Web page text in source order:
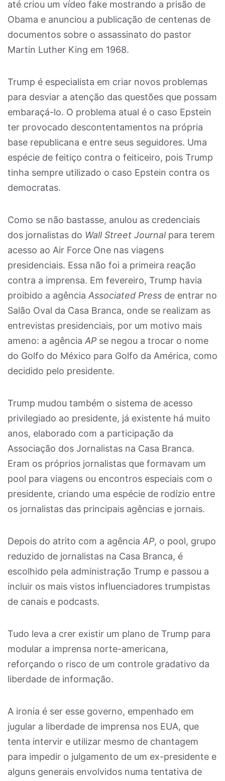
até criou um vídeo fake mostrando a prisão de
Obama e anunciou a publicação de centenas de
documentos sobre o assassinato do pastor
Martin Luther King em 1968.
Trump é especialista em criar novos problemas
para desviar a atenção das questões que possam
embaraçá-lo. O problema atual é o caso Epstein
ter provocado descontentamentos na própria
base republicana e entre seus seguidores. Uma
espécie de feitiço contra o feiticeiro, pois Trump
tinha sempre utilizado o caso Epstein contra os
democratas.
Como se não bastasse, anulou as credenciais
dos jornalistas do Wall Street Journal para terem
acesso ao Air Force One nas viagens
presidenciais. Essa não foi a primeira reação
contra a imprensa. Em fevereiro, Trump havia
proibido a agência Associated Press de entrar no
Salão Oval da Casa Branca, onde se realizam as
entrevistas presidenciais, por um motivo mais
ameno: a agência AP se negou a trocar o nome
do Golfo do México para Golfo da América, como
decidido pelo presidente.
Trump mudou também o sistema de acesso
privilegiado ao presidente, já existente há muito
anos, elaborado com a participação da
Associação dos Jornalistas na Casa Branca.
Eram os próprios jornalistas que formavam um
pool para viagens ou encontros especiais com o
presidente, criando uma espécie de rodízio entre
os jornalistas das principais agências e jornais.
Depois do atrito com a agência AP, o pool, grupo
reduzido de jornalistas na Casa Branca, é
escolhido pela administração Trump e passou a
incluir os mais vistos influenciadores trumpistas
de canais e podcasts.
Tudo leva a crer existir um plano de Trump para
modular a imprensa norte-americana,
reforçando o risco de um controle gradativo da
liberdade de informação.
A ironia é ser esse governo, empenhado em
jugular a liberdade de imprensa nos EUA, que
tenta intervir e utilizar mesmo de chantagem
para impedir o julgamento de um ex-presidente e
alguns generais envolvidos numa tentativa de